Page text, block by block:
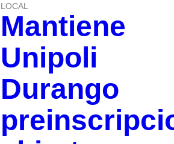
LOCAL
Mantiene
Unipoli
Durango